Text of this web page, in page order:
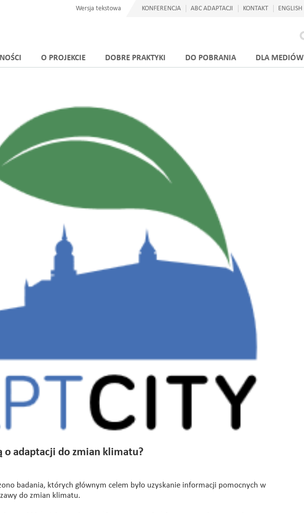
KONFERENCJA ABC ADAPTACJI KONTAKT ENGLISH
Wersja tekstowa
O PROJEKCIE DOBRE PRAKTYKI DO POBRANIA DLA MEDIÓW
o adaptacji do zmian klimatu?
badania, których głównym celem było uzyskanie informacji pomocnych w
do zmian klimatu.